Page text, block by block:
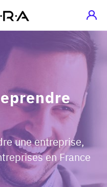
une entreprise,
en France